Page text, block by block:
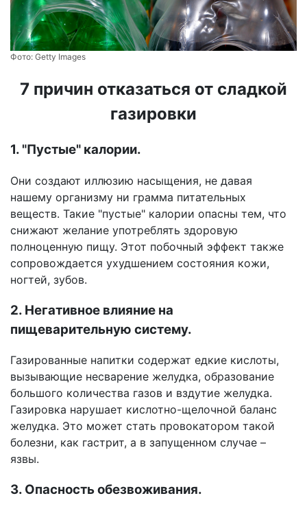
Фото: Getty Images
7 причин отказаться от сладкой
газировки
1. "Пустые" калории.
Они создают иллюзию насыщения, не давая
нашему организму ни грамма питательных
веществ. Такие "пустые" калории опасны тем, что
снижают желание употреблять здоровую
полноценную пищу. Этот побочный эффект также
сопровождается ухудшением состояния кожи,
ногтей, зубов.
2. Негативное влияние на
пищеварительную систему.
Газированные напитки содержат едкие кислоты,
вызывающие несварение желудка, образование
большого количества газов и вздутие желудка.
Газировка нарушает кислотно-щелочной баланс
желудка. Это может стать провокатором такой
болезни, как гастрит, а в запущенном случае –
язвы.
3. Опасность обезвоживания.